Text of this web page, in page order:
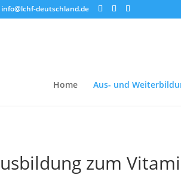
info@lchf-deutschland.de
Home Aus- und
zum